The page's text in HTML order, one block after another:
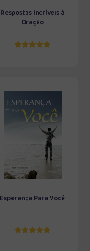
Respostas Incríveis à
Oração
Esperança Para Você